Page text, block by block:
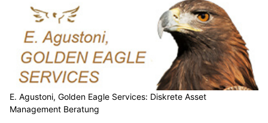
E. Agustoni, Golden Eagle Services: Diskrete Asset
Management Beratung